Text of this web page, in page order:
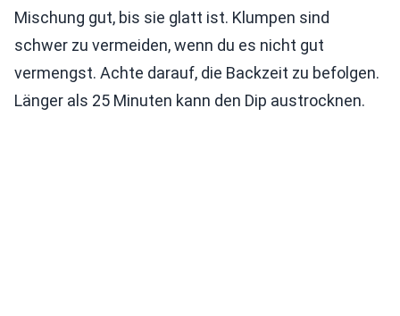
Mischung gut, bis sie glatt ist. Klumpen sind
schwer zu vermeiden, wenn du es nicht gut
vermengst. Achte darauf, die Backzeit zu befolgen.
Länger als 25 Minuten kann den Dip austrocknen.